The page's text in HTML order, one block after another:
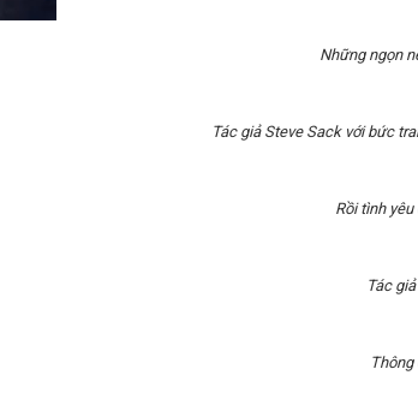
Những ngọn
Tác giả Steve Sack với bức
Rồi tình
Tác